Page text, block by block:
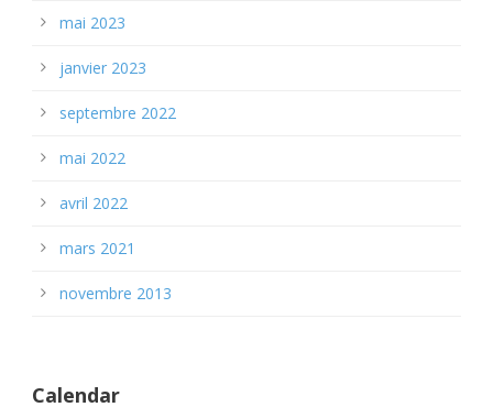
mai 2023
janvier 2023
septembre 2022
mai 2022
avril 2022
mars 2021
novembre 2013
Calendar